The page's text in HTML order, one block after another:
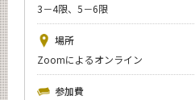
3－4限、5－6限
場所
Zoomによるオンライン
参加費
リベラルアーツ研究教育院 News
News
イベントカレンダー
Event Calendar